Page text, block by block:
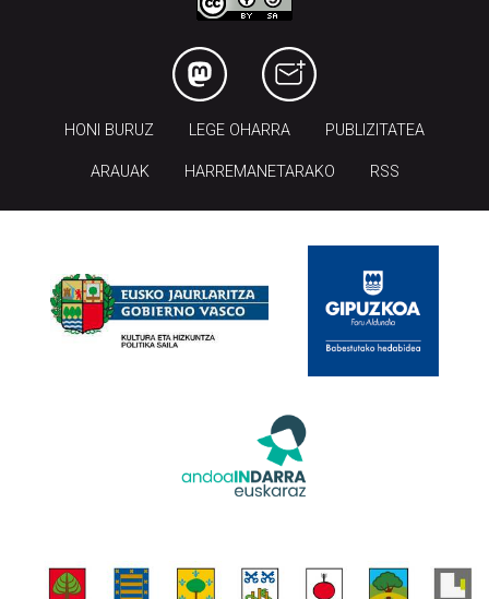
HONI BURUZ LEGE OHARRA PUBLIZITATEA
ARAUAK HARREMANETARAKO RSS